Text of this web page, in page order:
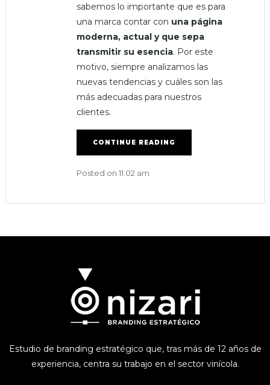
sabemos lo importante que es para
una marca contar con una página
moderna, actual y que sepa
transmitir su esencia. Por este
motivo, siempre analizamos las
nuevas tendencias y cuáles son las
más adecuadas para nuestros
clientes.
CONTINUE READING
Posted on 11:02 am
Estudio de branding estratégico que, tras más de 12 años de
experiencia, centra su trabajo en el sector vinícola.